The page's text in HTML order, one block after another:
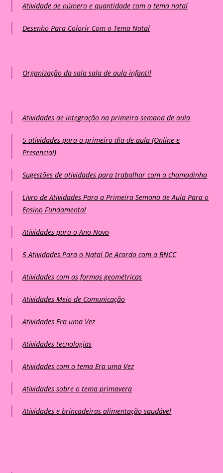
Atividade de número e quantidade com o tema natal
Desenho Para Colorir Com o Tema Natal
Organização da sala sala de aula infantil
Atividades de integração na primeira semana de aula
5 atividades para o primeiro dia de aula (Online e
Presencial)
Sugestões de atividades para trabalhar com a chamadinha
Livro de Atividades Para a Primeira Semana de Aula Para o
Ensino Fundamental
Atividades para o Ano Novo
5 Atividades Para o Natal De Acordo com a BNCC
Atividades com as formas geométricas
Atividades Meio de Comunicação
Atividades Era uma Vez
Atividades tecnologias
Atividades com o tema Era uma Vez
Atividades sobre o tema primavera
Atividades e brincadeiras alimentação saudável